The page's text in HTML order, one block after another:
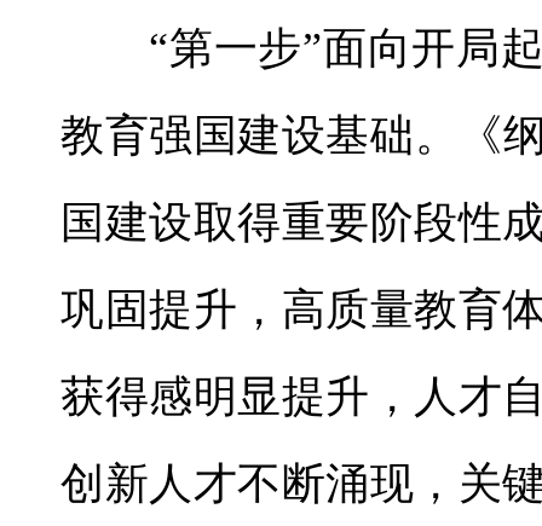
“第一步”面向开局起
教育强国建设基础。《
国建设取得重要阶段性
巩固提升，高质量教育
获得感明显提升，人才
创新人才不断涌现，关